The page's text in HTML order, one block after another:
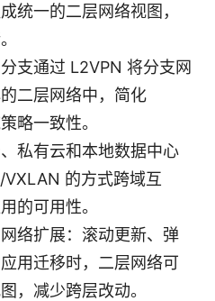
统一的二层网络视图，
支通过 L2VPN 将分支网
二层网络中，简化
略一致性。
私有云和本地数据中心
的方式跨域互
的可用性。
络扩展：滚动更新、弹
用迁移时，二层网络可
，减少跨层改动。